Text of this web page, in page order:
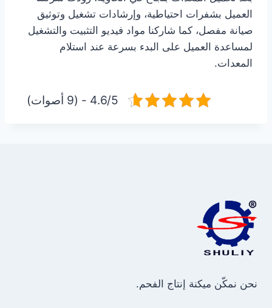
العميل بشفرات احتياطية، وإرشادات تشغيل وتوثيق
صيانة مفصل، كما شاركنا مواد فيديو التثبيت والتشغيل
لمساعدة العميل على البدء بسرعة عند استلام
المعدات.
4.6/5 - (9 أصوات)
نحن نمكّن ميكنة إنتاج الفحم.